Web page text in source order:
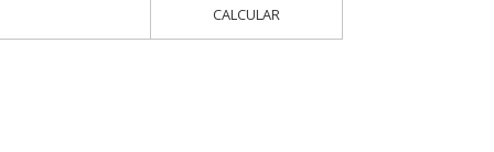
CALCULAR